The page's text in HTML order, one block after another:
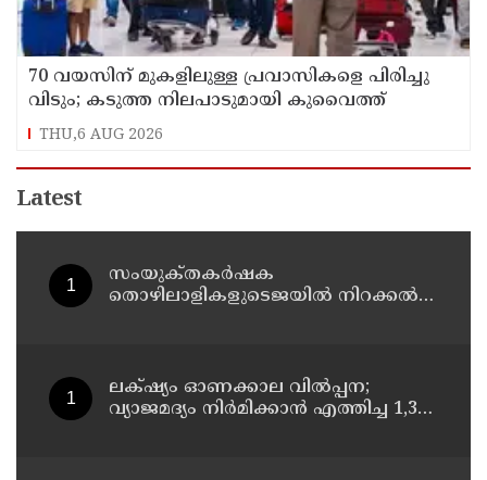
70 വയസിന് മുകളിലുള്ള പ്രവാസികളെ പിരിച്ചു
വിടും; കടുത്ത നിലപാടുമായി കുവൈത്ത്
THU,6 AUG 2026
Latest
സംയുക്‌തകർഷക
തൊഴിലാളികളുടെജയിൽ നിറക്കൽ
ലക്‌ഷ്യം ഓണക്കാല വിൽപ്പന;
വ്യാജമദ്യം നിർമിക്കാൻ എത്തിച്ച 1,350